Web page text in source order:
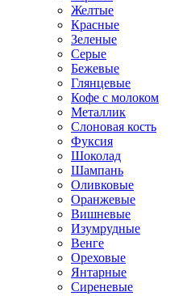
Желтые
Красные
Зеленые
Серые
Бежевые
Глянцевые
Кофе с молоком
Металлик
Слоновая кость
Фуксия
Шоколад
Шампань
Оливковые
Оранжевые
Вишневые
Изумрудные
Венге
Ореховые
Янтарные
Сиреневые